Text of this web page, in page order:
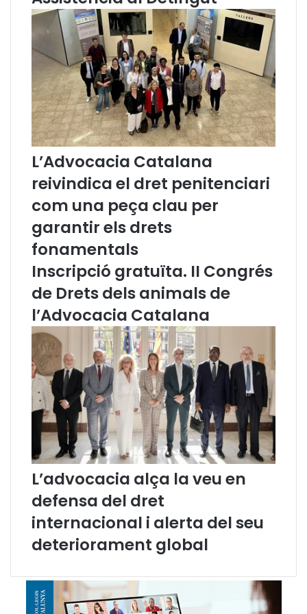
r
i
E
l
D
e
t
H
u
a
n
i
l
a
u
n
c
i
ó
S
o
a
l
e
l
d
v
d
L’Advocacia Catalana
reivindica el dret penitenciari
com una peça clau per
garantir els drets
fonamentals
Inscripció gratuïta. II Congrés
de Drets dels animals de
l’Advocacia Catalana
L’advocacia alça la veu en
defensa del dret
internacional i alerta del seu
deteriorament global